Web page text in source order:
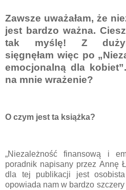
Zawsze uważałam, że
jest bardzo ważna.
tak myślę! Z
sięgnęłam więc po
emocjonalną dla
na mnie wrażenie?
O czym jest ta książka?
„Niezależność finansową i
poradnik napisany przez Annę
dla tej publikacji jest
opowiada nam w bardzo